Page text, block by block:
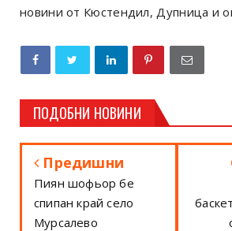
новини от Кюстендил, Дупница и
ПОДОБНИ НОВИНИ
Предишни
Пиян шофьор бе
спипан край село
Мурсалево